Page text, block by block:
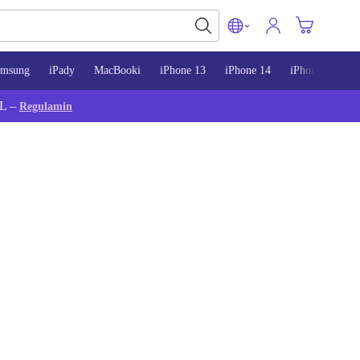
iPady MacBooki iPhone 13 iPhone 14 iPhone 15
– Regulamin